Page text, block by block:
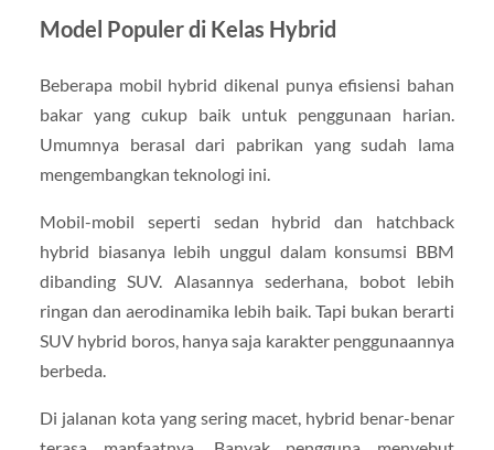
Model Populer di Kelas Hybrid
Beberapa mobil hybrid dikenal punya efisiensi bahan
bakar yang cukup baik untuk penggunaan harian.
Umumnya berasal dari pabrikan yang sudah lama
mengembangkan teknologi ini.
Mobil-mobil seperti sedan hybrid dan hatchback
hybrid biasanya lebih unggul dalam konsumsi BBM
dibanding SUV. Alasannya sederhana, bobot lebih
ringan dan aerodinamika lebih baik. Tapi bukan berarti
SUV hybrid boros, hanya saja karakter penggunaannya
berbeda.
Di jalanan kota yang sering macet, hybrid benar-benar